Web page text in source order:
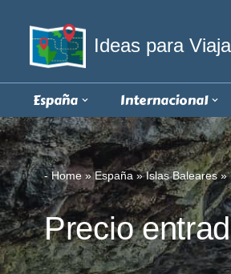
Saltar
contenido
Ideas para
España Internacional
-Home»España»Islas Baleares»
Precio